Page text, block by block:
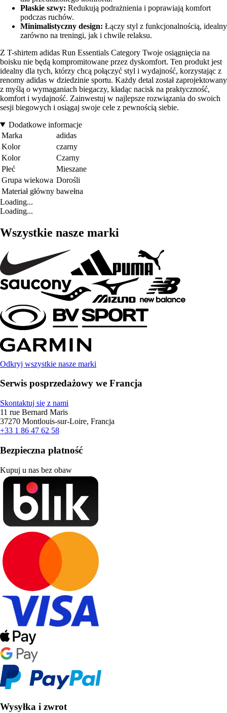
Płaskie szwy: Redukują podrażnienia i poprawiają komfort
podczas ruchów.
Minimalistyczny design: Łączy styl z funkcjonalnością, idealny
zarówno na treningi, jak i chwile relaksu.
Z T-shirtem adidas Run Essentials Category Twoje osiągnięcia na
boisku nie będą kompromitowane przez dyskomfort. Ten produkt jest
idealny dla tych, którzy chcą połączyć styl i wydajność, korzystając z
renomy adidas w dziedzinie sportu. Każdy detal został zaprojektowany
z myślą o wymaganiach biegaczy, kładąc nacisk na praktyczność,
komfort i wydajność. Zainwestuj w najlepsze rozwiązania do swoich
sesji biegowych i osiągaj swoje cele z pewnością siebie.
Dodatkowe informacje
Marka
adidas
Kolor
czarny
Kolor
Czarny
Płeć
Mieszane
Grupa wiekowa Dorośli
Materiał główny bawełna
Loading...
Loading...
Wszystkie nasze marki
Odkryj wszystkie nasze marki
Serwis posprzedażowy we Francja
Skontaktuj się z nami
11 rue Bernard Maris
37270 Montlouis-sur-Loire, Francja
+33 1 86 47 62 58
Bezpieczna płatność
Kupuj u nas bez obaw
Wysyłka i zwrot